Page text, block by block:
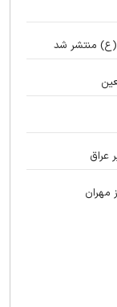
منتشر شد
عراق
مهران